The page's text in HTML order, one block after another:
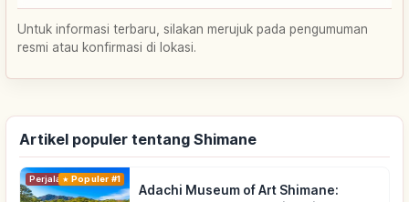
Untuk informasi terbaru, silakan merujuk pada pengumuman
resmi atau konfirmasi di lokasi.
Artikel populer tentang Shimane
PerjalananPopuler #1
Adachi Museum of Art Shimane: